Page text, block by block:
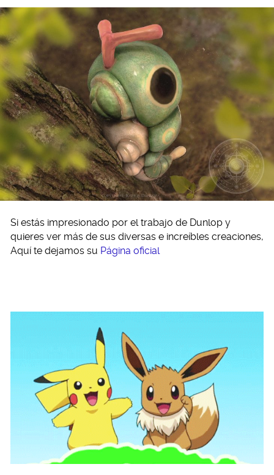
Si estás impresionado por el trabajo de Dunlop y
quieres ver más de sus diversas e increíbles creaciones,
Aquí te dejamos su Página oficial